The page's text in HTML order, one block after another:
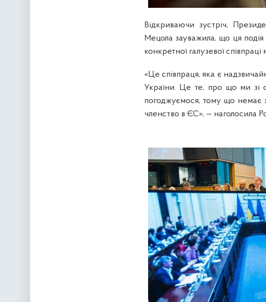
Відкриваючи зустріч,
Мецола зауважила, що ця подія
конкретної галузевої
«Це співпраця, яка є
України. Це те, про що ми зі
погоджуємося, тому що немає
членство в ЄС», — наголосила